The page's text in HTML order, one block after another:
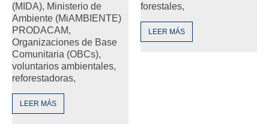
(MIDA), Ministerio de
Ambiente (MiAMBIENTE)
PRODACAM,
Organizaciones de Base
Comunitaria (OBCs),
voluntarios ambientales,
reforestadoras,
LEER MÁS
forestales,
LEER MÁS